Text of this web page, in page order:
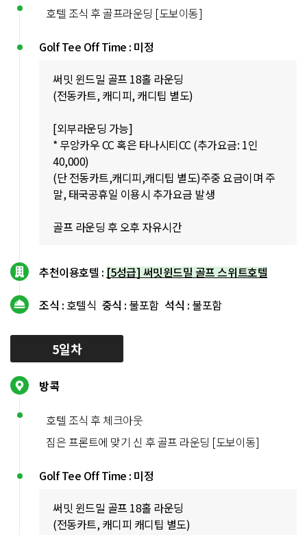
호텔 조식 후 골프라운딩 [도보이동]
Golf Tee Off Time : 미정
써밋 윈드밀 골프 18홀 라운딩
(전동카트, 캐디피, 캐디팁 별도)
[외부라운딩 가능]
* 무앙카우 CC 혹은 타나시티CC (추가요금: 1인
40,000)
(단 전동카트,캐디피,캐디팁 별도)주중 요금이며 주
말, 태국공휴일 이용시 추가요금 발생
골프 라운딩 후 오후 자유시간
추천이용호텔 :[5성급] 써밋윈드밀 골프 스위트호텔
조식 : 호텔식 중식 : 불포함 석식 : 불포함
5일차
방콕
호텔 조식 후 체크아웃
짐은 프론트에 맞기 신 후 골프 라운딩 [도보이동]
Golf Tee Off Time : 미정
써밋 윈드밀 골프 18홀 라운딩
(전동카트, 캐디피 캐디팁 별도)